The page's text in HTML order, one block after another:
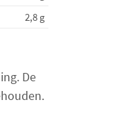
2,8 g
De